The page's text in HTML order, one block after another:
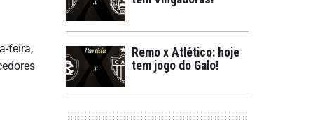
feira,
Remo x Atlético: hoje
tem jogo do Galo!